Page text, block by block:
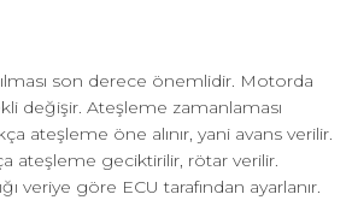
son derece önemlidir. Motorda
değişir. Ateşleme zamanlaması
ateşleme öne alınır, yani avans verilir.
ateşleme geciktirilir, rötar verilir.
veriye göre ECU tarafından ayarlanır.